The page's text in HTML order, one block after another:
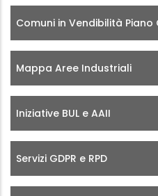
Comuni in Vendibilità Piano
Mappa Aree Industriali
Iniziative BUL e AAII
Servizi GDPR e RPD